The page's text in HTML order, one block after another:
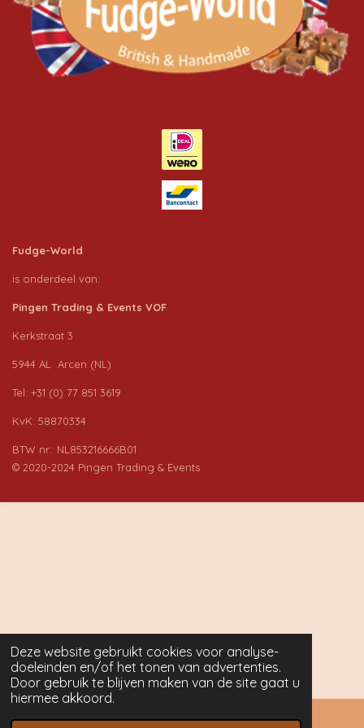
Deze website gebruikt cookies voor analyse-
doeleinden en/of het tonen van advertenties.
Door gebruik te blijven maken van de site gaat u
hiermee akkoord.
Fudge-World
is onderdeel van:
Pingen Trading & Events VOF
Kerkstraat 3
5944 AL Arcen (NL)
Tel: +31 (0) 77 851 3619
KvK: 58870334
BTW nr.: NL853216666B01
© 2020-2024 Pingen Trading & Events